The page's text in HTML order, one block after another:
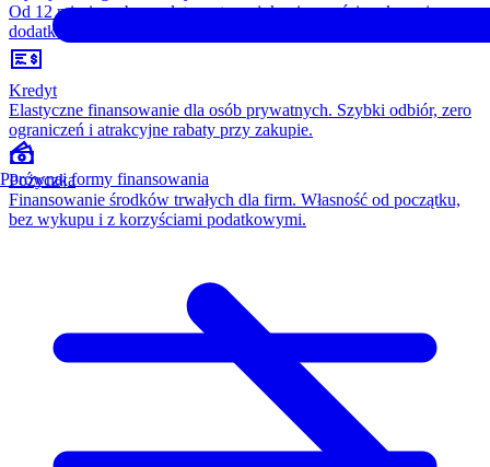
Od 12 miesięcy, bez opłaty wstępnej, konieczności wykupu i
dodatkowych kosztów. Wszystko w cenie raty.
Kredyt
Elastyczne finansowanie dla osób prywatnych. Szybki odbiór, zero
ograniczeń i atrakcyjne rabaty przy zakupie.
Pożyczka
Finansowanie środków trwałych dla firm. Własność od początku,
bez wykupu i z korzyściami podatkowymi.
Porównaj formy finansowania